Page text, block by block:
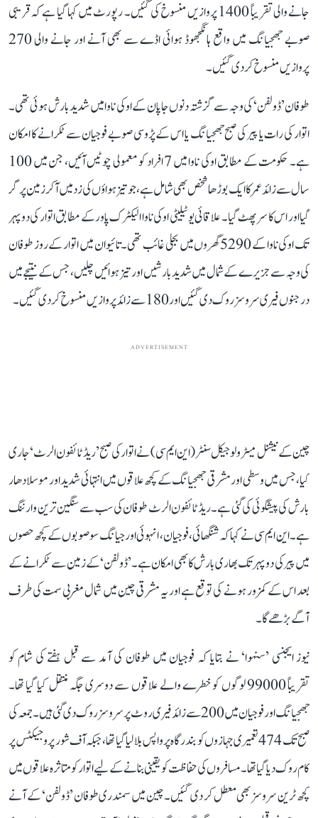
جانے والی تقریباً 1400 پروازیں منسوخ کی گئیں۔ رپورٹ میں کہا گیا ہے کہ قریبی
صوبے جھجیانگ میں واقع ہانگجھوڈ ہوائی اڈے سے بھی آنے اور جانے والی 270
پروازیں منسوخ کر دی گئیں۔
طوفان ’ڈولفن‘ کی وجہ سے گزشتہ دنوں جاپان کے اوکی ناوا میں شدید بارش ہوئی تھی۔
اتوار کی رات یا پیر کی صبح جھجیانگ یا اس کے پڑوسی صوبے فوجیان سے ٹکرانے کا امکان
ہے۔ حکومت کے مطابق اوکی ناوا میں 7 افراد کو معمولی چوٹیں آئیں، جن میں 100
سال سے زائد عمر کا ایک بوڑھا شخص بھی شامل ہے، جو تیز ہواؤں کی زد میں آ کر زمین پر گر
گیا اور اس کا سر پھٹ گیا۔ علاقائی یوٹیلیٹی اوکی ناوا الیکٹرک پاور کے مطابق اتوار کی دوپہر
تک اوکی ناوا کے 5290 گھروں میں بجلی غائب تھی۔ تائیوان میں اتوار کے روز طوفان
کی وجہ سے جزیرے کے شمال میں شدید بارشیں اور تیز ہوائیں چلیں، جس کے نتیجے میں
درجنوں فیری سروسز روک دی گئیں اور 180 سے زائد پروازیں منسوخ کر دی گئیں۔
ADVERTISEMENT
چین کے نیشنل میٹرولوجیکل سنٹر (این ایم سی) نے اتوار کی صبح ’ریڈ ٹائفون الرٹ‘ جاری
کیا، جس میں وسطی اور مشرقی جھجیانگ کے کچھ علاقوں میں انتہائی شدید اور موسلا دھار
بارش کی پیشگوئی کی گئی ہے۔ ریڈ ٹائفون الرٹ طوفان کی سب سے سنگین ترین وارننگ
ہے۔ این ایم سی نے کہا کہ شنگھائی، فوجیان، انہوئی اور جیانگ سو صوبوں کے کچھ حصوں
میں پیر کی دوپہر تک بھاری بارش کا بھی امکان ہے۔ ’ڈولفن‘ کے زمین سے ٹکرانے کے
بعد اس کے کمزور ہونے کی توقع ہے اور یہ مشرقی چین میں شمال مغربی سمت کی طرف
آگے بڑھے گا۔
نیوز ایجنسی ’سنہوا‘ نے بتایا کہ فوجیان میں طوفان کی آمد سے قبل ہفتے کی شام کو
تقریباً 99000 لوگوں کو خطرے والے علاقوں سے دوسری جگہ منتقل کیا گیا تھا۔
جھجیانگ اور فوجیان میں 200 سے زائد فیری روٹ پر سروسز روک دی گئی ہیں۔ جمعہ کی
صبح تک 474 تعمیری جہازوں کو بندرگاہ پر واپس بلا لیا گیا تھا، جبکہ آف شور پروجیکٹس پر
کام روک دیا گیا تھا۔ مسافروں کی حفاظت کو یقینی بنانے کے لیے اتوار کو متاثرہ علاقوں میں
کچھ ٹرین سروسز بھی معطل کر دی گئیں۔ چین میں سمندری طوفان ’ڈولفن‘ کے آنے